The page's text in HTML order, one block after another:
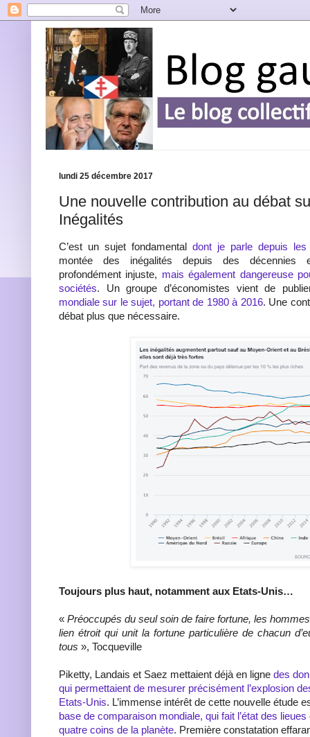
lundi 25 décembre 2017
Une nouvelle contribution au débat
Inégalités
C’est un sujet fondamental dont je parle depuis
montée des inégalités depuis des décennies
profondément injuste, mais également dangereuse
sociétés. Un groupe d’économistes vient de
mondiale sur le sujet, portant de 1980 à 2016. Une
débat plus que nécessaire.
Toujours plus haut, notamment aux Etats-Unis…
« Préoccupés du seul soin de faire fortune, les
lien étroit qui unit la fortune particulière de chacun
tous », Tocqueville
Piketty, Landais et Saez mettaient déjà en ligne des
qui permettaient de mesurer précisément l’explosion
Etats-Unis. L’immense intérêt de cette nouvelle étude
base de comparaison mondiale, qui fait l’état des
quatre coins de la planète. Première constatation